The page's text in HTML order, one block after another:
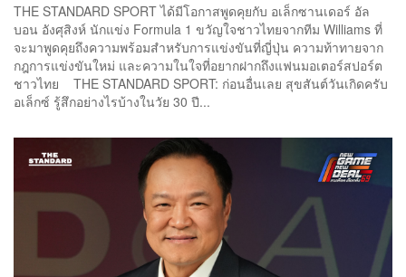
THE STANDARD SPORT ได้มีโอกาสพูดคุยกับ อเล็กซานเดอร์ อัล
บอน อังศุสิงห์ นักแข่ง Formula 1 ขวัญใจชาวไทยจากทีม Williams ที่
จะมาพูดคุยถึงความพร้อมสำหรับการแข่งขันที่ญี่ปุ่น ความท้าทายจาก
กฎการแข่งขันใหม่ และความในใจที่อยากฝากถึงแฟนมอเตอร์สปอร์ต
ชาวไทย THE STANDARD SPORT: ก่อนอื่นเลย สุขสันต์วันเกิดครับ
อเล็กซ์ รู้สึกอย่างไรบ้างในวัย 30 ปี...